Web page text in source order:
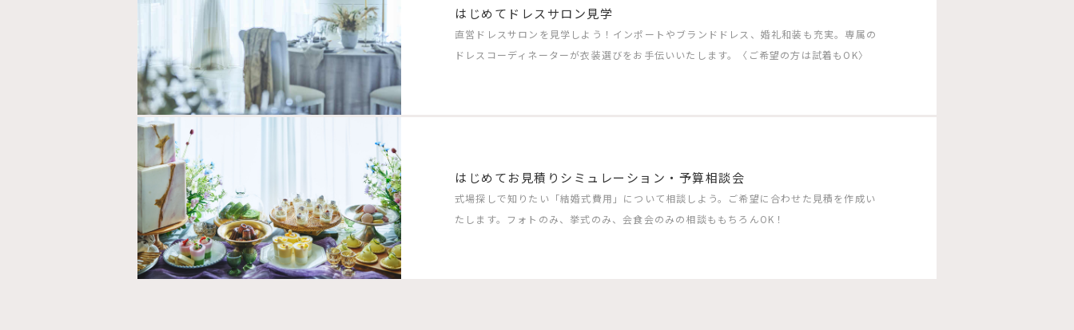
はじめてドレスサロン見学
直営ドレスサロンを見学しよう！インポートやブランドドレス、婚礼和装も充実。専属の
ドレスコーディネーターが衣装選びをお手伝いいたします。〈ご希望の方は試着もOK〉
はじめてお見積りシミュレーション・予算相談会
式場探しで知りたい「結婚式費用」について相談しよう。ご希望に合わせた見積を作成い
たします。フォトのみ、挙式のみ、会食会のみの相談ももちろんOK！